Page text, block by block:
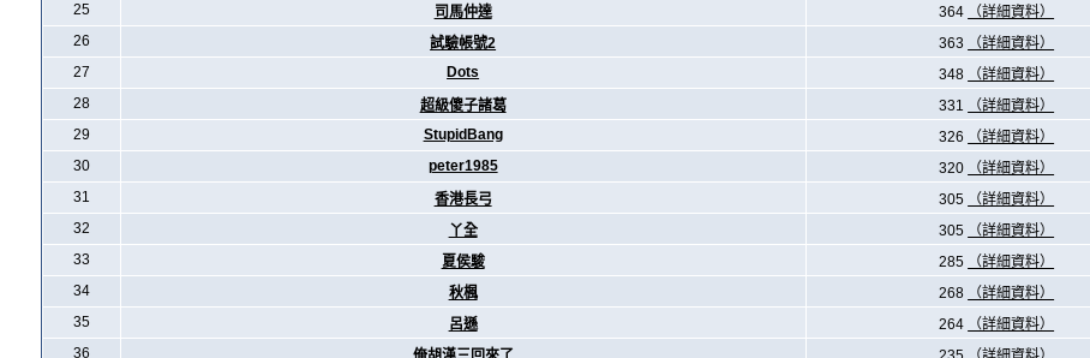
25
司馬仲達 364 （詳細資料）
26
試驗帳號2 363 （詳細資料）
27
Dots 348 （詳細資料）
28
超級傻子諸葛 331 （詳細資料）
29
StupidBang 326 （詳細資料）
30
peter1985 320 （詳細資料）
31
香港長弓 305 （詳細資料）
32
丫全 305 （詳細資料）
33
夏侯駿 285 （詳細資料）
34
秋楓 268 （詳細資料）
35
呂遜 264 （詳細資料）
36